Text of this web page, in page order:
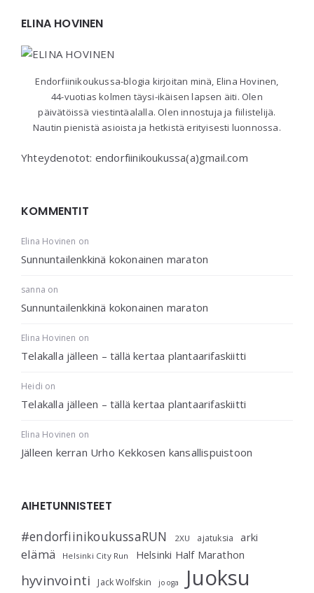
ELINA HOVINEN
Endorfiinikoukussa-blogia kirjoitan minä, Elina Hovinen,
44-vuotias kolmen täysi-ikäisen lapsen äiti. Olen
päivätöissä viestintäalalla. Olen innostuja ja fiilistelijä.
Nautin pienistä asioista ja hetkistä erityisesti luonnossa.
Yhteydenotot: endorfiinikoukussa(a)gmail.com
KOMMENTIT
Elina Hovinen on
Sunnuntailenkkinä kokonainen maraton
sanna on
Sunnuntailenkkinä kokonainen maraton
Elina Hovinen on
Telakalla jälleen – tällä kertaa plantaarifaskiitti
Heidi on
Telakalla jälleen – tällä kertaa plantaarifaskiitti
Elina Hovinen on
Jälleen kerran Urho Kekkosen kansallispuistoon
AIHETUNNISTEET
#endorfiinikoukussaRUN 2XU ajatuksia arki
elämä Helsinki City Run Helsinki Half Marathon
hyvinvointi Jack Wolfskin jooga Juoksu